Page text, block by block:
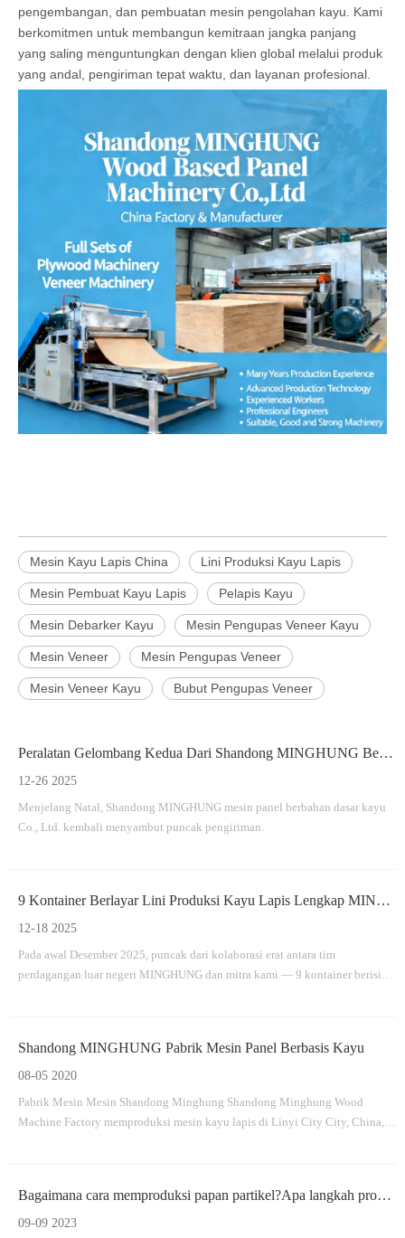
pengembangan, dan pembuatan mesin pengolahan kayu. Kami
berkomitmen untuk membangun kemitraan jangka panjang
yang saling menguntungkan dengan klien global melalui produk
yang andal, pengiriman tepat waktu, dan layanan profesional.
Mesin Kayu Lapis China Lini Produksi Kayu Lapis
Mesin Pembuat Kayu Lapis Pelapis Kayu
Mesin Debarker Kayu Mesin Pengupas Veneer Kayu
Mesin Veneer Mesin Pengupas Veneer
Mesin Veneer Kayu Bubut Pengupas Veneer
Peralatan Gelombang Kedua Dari Shandong MINGHUNG Berhasil Dikirim
12-26 2025
Menjelang Natal, Shandong MINGHUNG mesin panel berbahan dasar kayu
Co., Ltd. kembali menyambut puncak pengiriman.
9 Kontainer Berlayar Lini Produksi Kayu Lapis Lengkap MINGHUNG Berhasil Berangkat
12-18 2025
Pada awal Desember 2025, puncak dari kolaborasi erat antara tim
perdagangan luar negeri MINGHUNG dan mitra kami — 9 kontainer berisi
Shandong MINGHUNG Pabrik Mesin Panel Berbasis Kayu
08-05 2020
Pabrik Mesin Mesin Shandong Minghung Shandong Minghung Wood
Machine Factory memproduksi mesin kayu lapis di Linyi City City, China,
Bagaimana cara memproduksi papan partikel?Apa langkah produksinya
09-09 2023